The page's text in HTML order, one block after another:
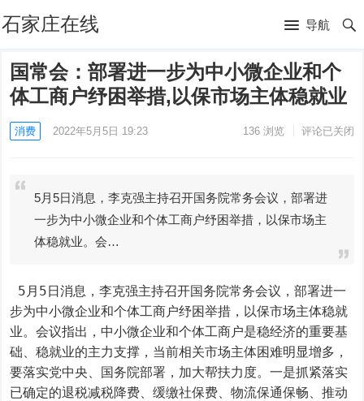
石家庄在线 导航
国常会：部署进一步为中小微企业和个
体工商户纾困举措,以保市场主体稳就业
消费 2022年5月5日 19:23 136浏览 评论已关闭
5月5日消息，李克强主持召开国务院常务会议，部署进
一步为中小微企业和个体工商户纾困举措，以保市场主
体稳就业。会…
步为中小微企业和个体工商户纾困举措，以保市场主体稳就
业。会议指出，中小微企业和个体工商户是稳经济的重要基
础、稳就业的主力支撑，当前相关市场主体困难明显增多，
要落实党中央、国务院部署，加大帮扶力度。一是抓紧落实
已确定的退税减税降费、缓缴社保费、物流保通保畅、推动